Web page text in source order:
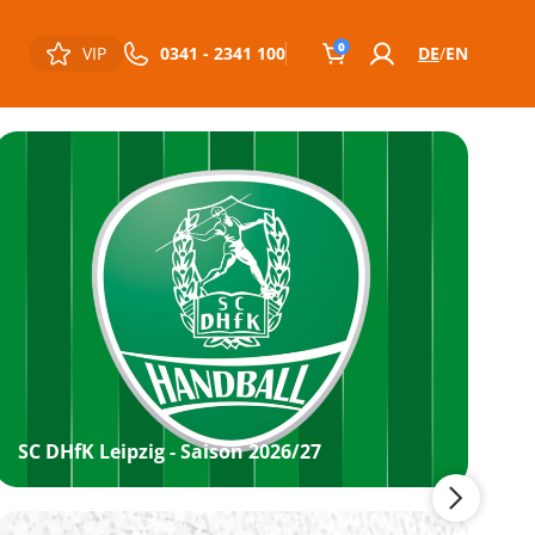
VIP 0341 - 2341 100 0 DE EN
SC DHfK Leipzig - Saison 2026/27